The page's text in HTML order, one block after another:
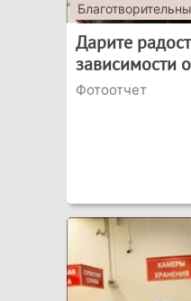
Дарите
зависимости
Фотоотчет